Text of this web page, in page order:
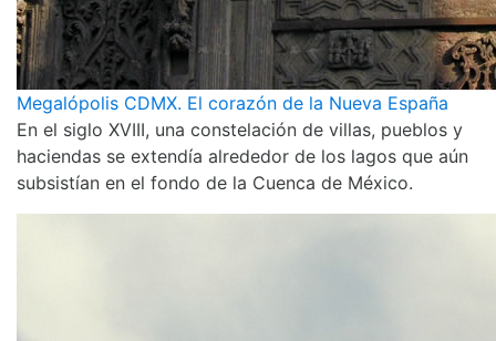
Megalópolis CDMX. El corazón de la Nueva España
En el siglo XVIII, una constelación de villas, pueblos y
haciendas se extendía alrededor de los lagos que aún
subsistían en el fondo de la Cuenca de México.